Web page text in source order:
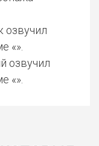
озвучил
«».
озвучил
«».